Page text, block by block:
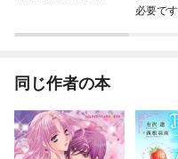
必要で
同じ作者の本